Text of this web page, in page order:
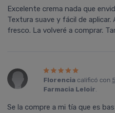
Excelente crema nada que
Textura suave y fácil de aplicar.
fresco. La volveré a comprar.
Florencia calificó con
Farmacia Leloir.
Se la compre a mi tí­a que es